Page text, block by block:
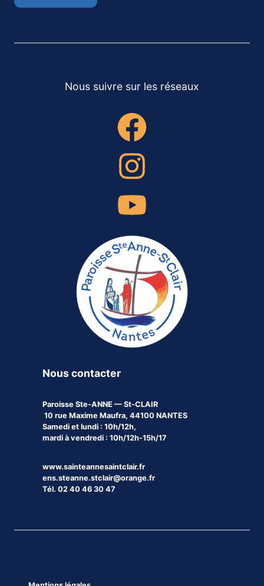
Nous suivre sur les réseaux
Nous contacter
Paroisse Ste-ANNE — St-CLAIR
10 rue Maxime Maufra, 44100 NANTES
Samedi et lundi : 10h/12h,
mardi à vendredi : 10h/12h-15h/17
www.sainteannesaintclair.fr
ens.steanne.stclair@orange.fr
Tél. 02 40 46 30 47